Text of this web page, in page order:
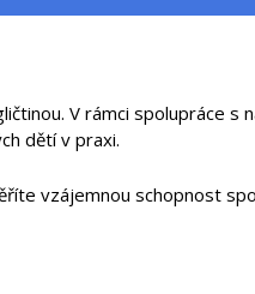
V rámci spolupráce s
dětí v praxi.
vzájemnou schopnost